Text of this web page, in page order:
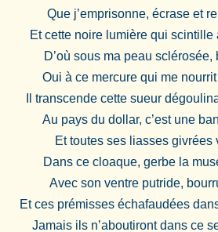
Que j’emprisonne, écrase et
Et cette noire lumière qui scintille
D’où sous ma peau sclérosée,
Oui à ce mercure qui me
Il transcende cette sueur
Au pays du dollar, c’est une
Et toutes ses liasses givrées
Dans ce cloaque, gerbe la
Avec son ventre putride,
Et ces prémisses échafaudées
Jamais ils n’aboutiront dans ce